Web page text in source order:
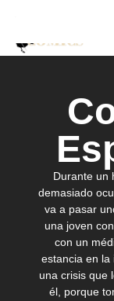
Durante un
demasiado
va a pasar
una joven
con un
estancia en la
una crisis que
él, porque